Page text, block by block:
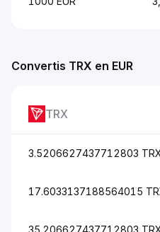
Convertis TRX en EUR
TRX
3.5206627437712803
17.6033137188564015
35.206627437712803